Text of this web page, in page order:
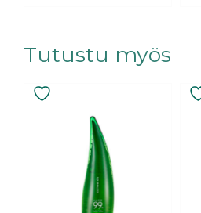
Tutustu myös